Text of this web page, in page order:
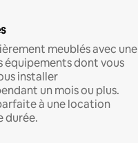
meublés avec une
équipements dont vous
installer
un mois ou plus.
à une location
durée.